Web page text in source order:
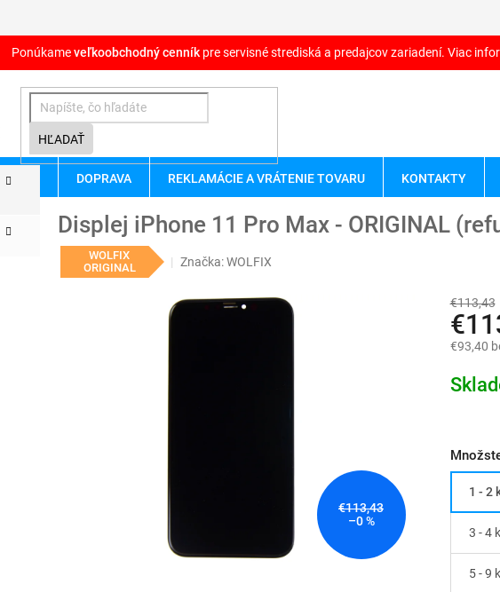
Ponúkameveľkoobchodný cenník pre servisné strediská a predajcov zariadení. Viac
HĽADAŤ
DOPRAVA REKLAMÁCIE A VRÁTENIE TOVARU KONTAKTY
Displej iPhone 11 Pro Max - ORIGINAL
WOLFIX
ORIGINAL
Značka:WOLFIX
€113,43
–0 %
€113,43
€93,40
cena:
1 - 2
3 - 4
5 - 9